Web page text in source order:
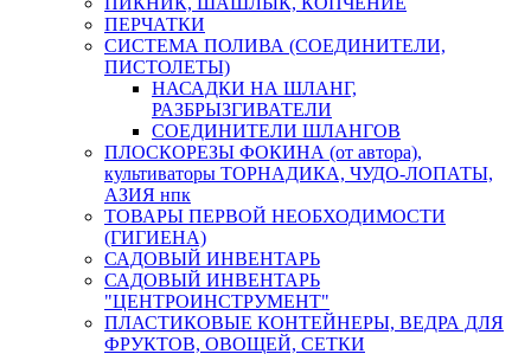
ПЕРЧАТКИ
СИСТЕМА ПОЛИВА (СОЕДИНИТЕЛИ,
ПИСТОЛЕТЫ)
НАСАДКИ НА ШЛАНГ,
РАЗБРЫЗГИВАТЕЛИ
СОЕДИНИТЕЛИ ШЛАНГОВ
ПЛОСКОРЕЗЫ ФОКИНА (от автора),
культиваторы ТОРНАДИКА, ЧУДО-ЛОПАТЫ,
АЗИЯ нпк
ТОВАРЫ ПЕРВОЙ НЕОБХОДИМОСТИ
(ГИГИЕНА)
САДОВЫЙ ИНВЕНТАРЬ
САДОВЫЙ ИНВЕНТАРЬ
"ЦЕНТРОИНСТРУМЕНТ"
ПЛАСТИКОВЫЕ КОНТЕЙНЕРЫ, ВЕДРА ДЛЯ
ФРУКТОВ, ОВОЩЕЙ, СЕТКИ